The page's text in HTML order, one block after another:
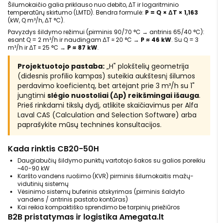
Šilumokaičio galia priklauso nuo debito, ΔT ir logaritminio
temperatūrų skirtumo (LMTD). Bendra formulė: P = Q × ΔT × 1,163
(kW, Q m³/h, ΔT °C).
Pavyzdys šildymo režimui (pirminis 90/70 °C → antrinis 65/40 °C):
esant Q = 2 m³/h ir naudingam ΔT ≈ 20 °C → P ≈ 46 kW. Su Q = 3
m³/h ir ΔT ≈ 25 °C → P ≈ 87 kW.
Projektuotojo pastaba: „H" plokštelių geometrija
(didesnis profilio kampas) suteikia aukštesnį šilumos
perdavimo koeficientą, bet artėjant prie 3 m³/h su 1"
jungtimi slėgio nuostoliai (Δp) reikšmingai išauga.
Prieš rinkdami tikslų dydį, atlikite skaičiavimus per Alfa
Laval CAS (Calculation and Selection Software) arba
paprašykite mūsų techninės konsultacijos.
Kada rinktis CB20-50H
Daugiabučių šildymo punktų vartotojo šakos su galios poreikiu
~40-90 kW
Karšto vandens ruošimo (KVR) pirminis šilumokaitis mažų-
vidutinių sistemų
Vėsinimo sistemų buferinis atskyrimas (pirminis šaldyto
vandens / antrinis pastato kontūras)
Kai reikia kompaktiško sprendimo be tarpinių priežiūros
B2B pristatymas ir logistika Amegata.lt